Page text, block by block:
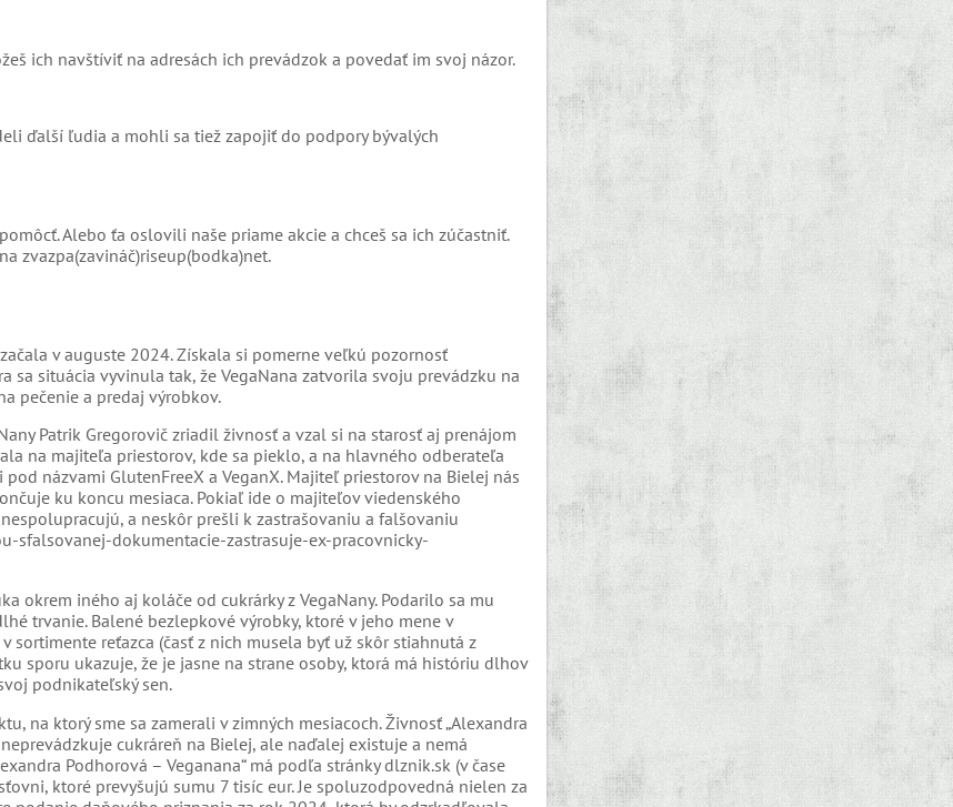
ich navštíviť na adresách ich prevádzok a povedať im svoj názor.
ďalší ľudia a mohli sa tiež zapojiť do podpory bývalých
Alebo ťa oslovili naše priame akcie a chceš sa ich zúčastniť.
zvazpa(zavináč)riseup(bodka)net.
v auguste 2024. Získala si pomerne veľkú pozornosť
situácia vyvinula tak, že VegaNana zatvorila svoju prevádzku na
pečenie a predaj výrobkov.
Patrik Gregorovič zriadil živnosť a vzal si na starosť aj prenájom
na majiteľa priestorov, kde sa pieklo, a na hlavného odberateľa
názvami GlutenFreeX a VeganX. Majiteľ priestorov na Bielej nás
ku koncu mesiaca. Pokiaľ ide o majiteľov viedenského
a neskôr prešli k zastrašovaniu a falšovaniu
sfalsovanej-dokumentacie-zastrasuje-ex-pracovnicky-
okrem iného aj koláče od cukrárky z VegaNany. Podarilo sa mu
trvanie. Balené bezlepkové výrobky, ktoré v jeho mene v
reťazca (časť z nich musela byť už skôr stiahnutá z
sporu ukazuje, že je jasne na strane osoby, ktorá má históriu dlhov
podnikateľský sen.
na ktorý sme sa zamerali v zimných mesiacoch. Živnosť „Alexandra
cukráreň na Bielej, ale naďalej existuje a nemá
Podhorová – Veganana“ má podľa stránky dlznik.sk (v čase
ktoré prevyšujú sumu 7 tisíc eur. Je spoluzodpovedná nielen za